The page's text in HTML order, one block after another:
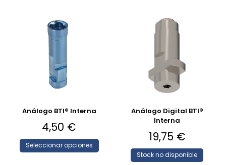
Análogo BTI® Interna
4,50 €
Seleccionar opciones
Análogo Digital BTI®
Interna
19,75 €
Stock no disponible